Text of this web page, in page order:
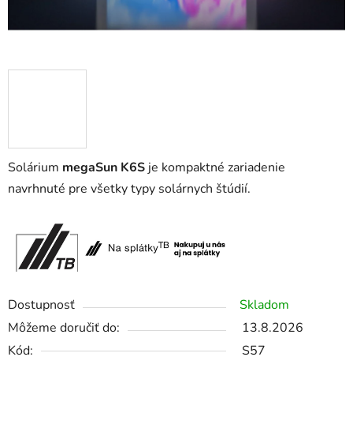
Solárium megaSun K6S je kompaktné zariadenie
navrhnuté pre všetky typy solárnych štúdií.
Dostupnosť
Skladom
Môžeme doručiť do:
13.8.2026
Kód:
S57